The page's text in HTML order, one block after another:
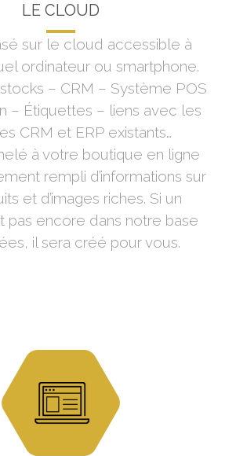
LE CLOUD
sur le cloud accessible à
ordinateur ou smartphone.
– CRM – Système POS
– Étiquettes – liens avec les
CRM et ERP existants…
à votre boutique en ligne
rempli d’informations sur
et d’images riches. Si un
pas encore dans notre base
il sera créé pour vous.